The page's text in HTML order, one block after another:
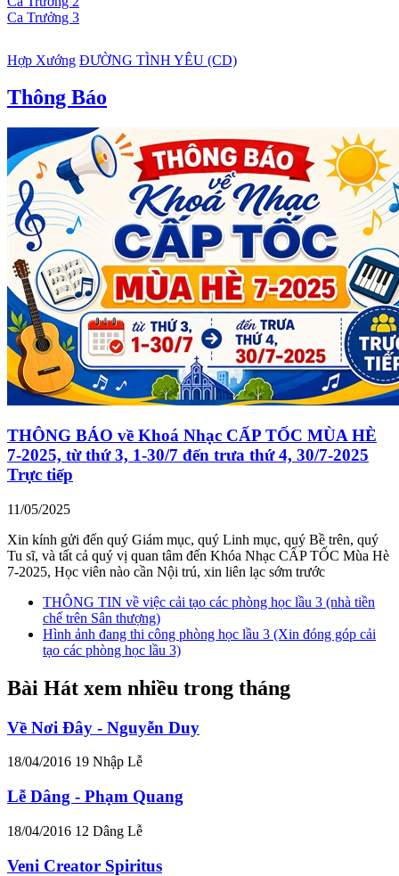
Ca Trưởng 3
Hợp Xướng ĐƯỜNG TÌNH YÊU (CD)
Thông Báo
THÔNG BÁO về Khoá Nhạc CẤP TỐC MÙA HÈ
7-2025, từ thứ 3, 1-30/7 đến trưa thứ 4, 30/7-2025
Trực tiếp
11/05/2025
Xin kính gửi đến quý Giám mục, quý Linh mục, quý Bề trên, quý
Tu sĩ, và tất cả quý vị quan tâm đến Khóa Nhạc CẤP TỐC Mùa Hè
7-2025, Học viên nào cần Nội trú, xin liên lạc sớm trước
THÔNG TIN về việc cải tạo các phòng học lầu 3 (nhà tiền
chế trên Sân thượng)
Hình ảnh đang thi công phòng học lầu 3 (Xin đóng góp cải
tạo các phòng học lầu 3)
Bài Hát xem nhiều trong tháng
Về Nơi Đây - Nguyễn Duy
18/04/2016 19 Nhập Lễ
Lễ Dâng - Phạm Quang
18/04/2016 12 Dâng Lễ
Veni Creator Spiritus